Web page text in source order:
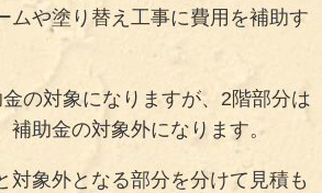
ムや塗り替え工事に費用を補助す
の対象になりますが、2階部分は
補助金の対象外になります。
対象外となる部分を分けて見積も